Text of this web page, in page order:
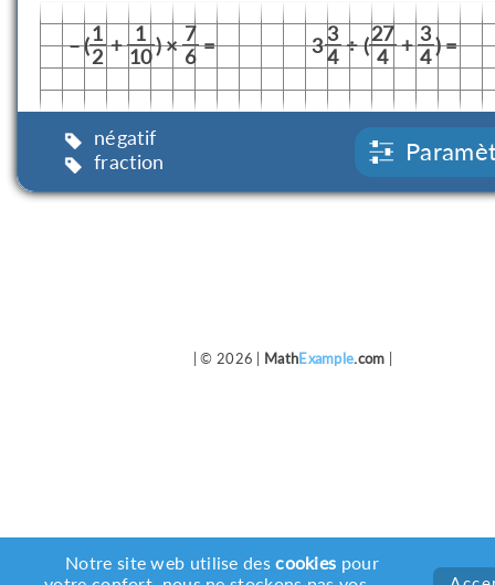
–(1 + 1 )× 7 =
2 10 6 3 3 ÷ (27 + 3)=
4 4 4
négatif
fraction
| © 2026 | MathExample.com
Notre site web utilise descookies pour